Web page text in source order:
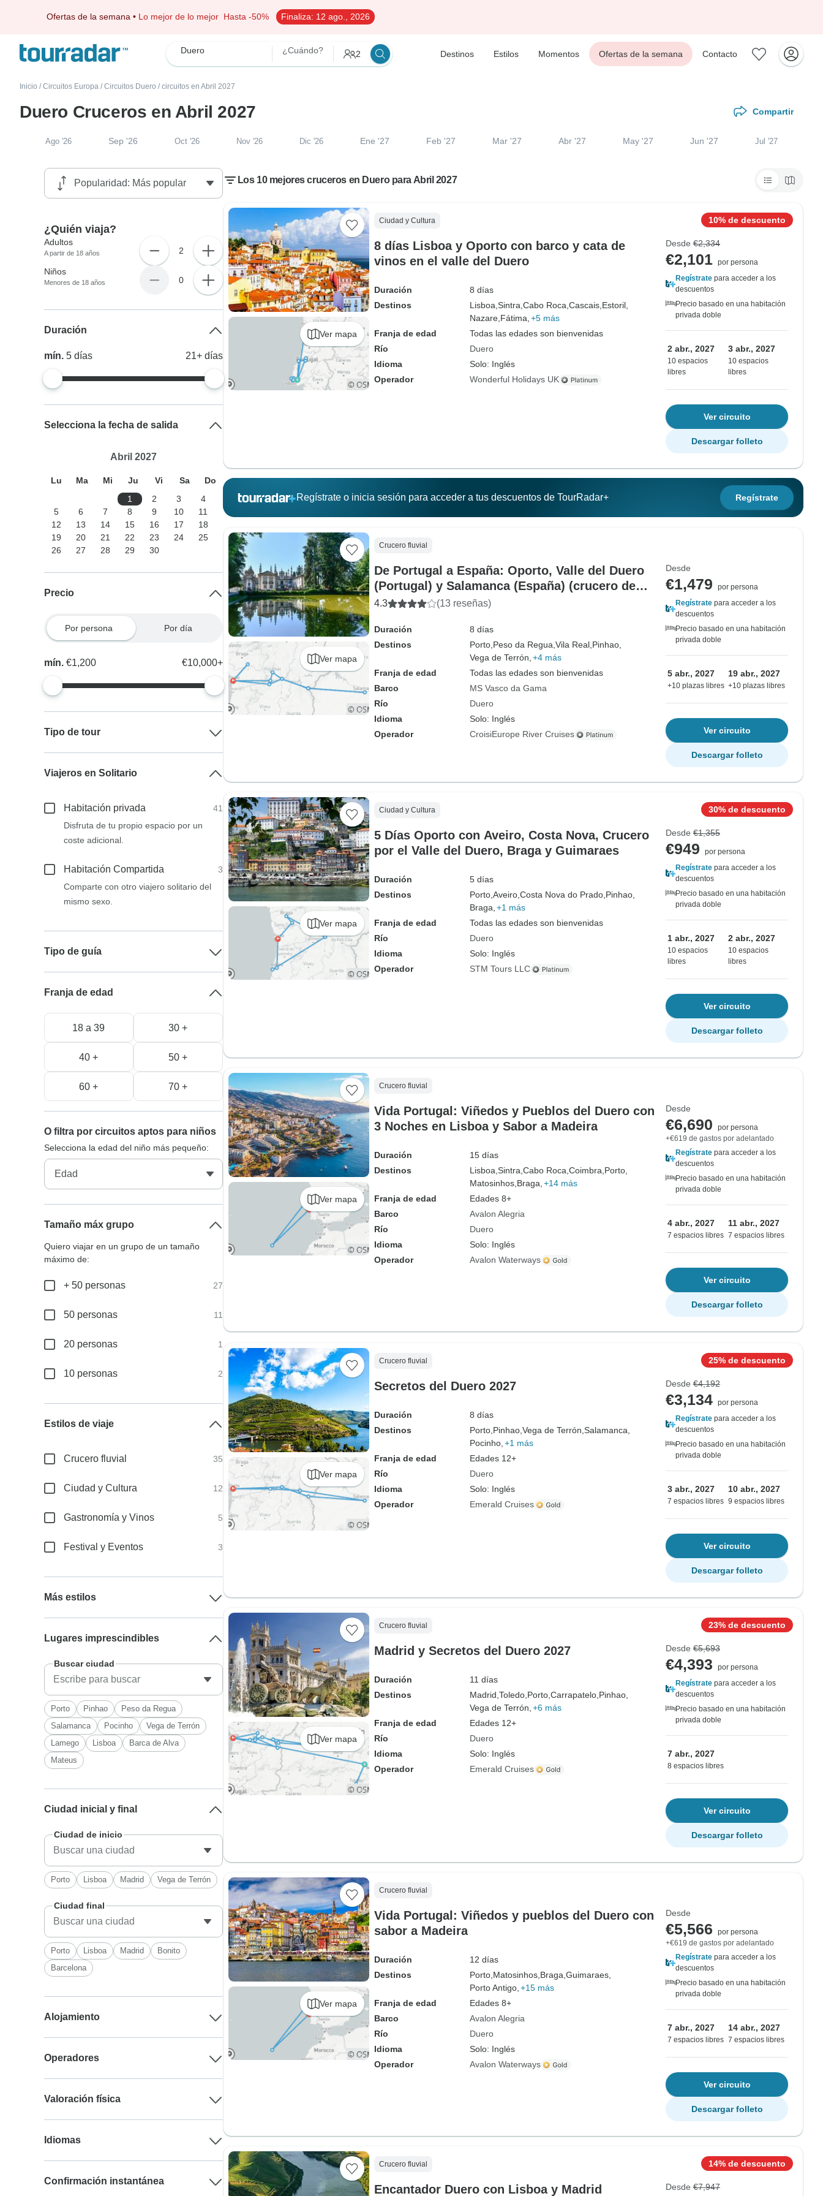
Ofertas de la semana • Lo mejor de lo mejor Hasta -50% Finaliza: 12 ago., 2026
Duero ¿Cuándo? 2 Destinos Estilos Momentos Ofertas de la semana Contacto
Inicio / Circuitos Europa / Circuitos Duero / circuitos en Abril 2027
Duero Cruceros en Abril 2027 Compartir
Ago '26 Sep '26 Oct '26 Nov '26 Dic '26 Ene '27 Feb '27 Mar '27 Abr '27 May '27 Jun '27 Jul '27
Los 10 mejores cruceros en Duero para Abril 2027
Ver mapa
Ciudad y Cultura
8 días Lisboa y Oporto con barco y cata de
vinos en el valle del Duero
Duración
8 días
Destinos
Lisboa, Sintra, Cabo Roca, Cascais, Estoril,
Nazare, Fátima, +5 más
Franja de edad
Todas las edades son bienvenidas
Río
Duero
Idioma
Solo: Inglés
Operador
Wonderful Holidays UK
10% de descuento
Desde €2,334
€2,101 por persona
Regístrate para acceder a los
descuentos
Precio basado en una habitación
privada doble
2 abr., 2027
10 espacios
libres
3 abr., 2027
10 espacios
libres
Ver circuito
Descargar folleto
Regístrate o inicia sesión para acceder a tus descuentos de TourRadar+ Regístrate
Ver mapa
Crucero fluvial
De Portugal a España: Oporto, Valle del Duero
(Portugal) y Salamanca (España) (crucero de
puerto a puerto) - Vasco de Gama
4.3 (13 reseñas)
Duración
8 días
Destinos
Porto, Peso da Regua, Vila Real, Pinhao,
Vega de Terrón, +4 más
Franja de edad
Todas las edades son bienvenidas
Barco
MS Vasco da Gama
Río
Duero
Idioma
Solo: Inglés
Operador
CroisiEurope River Cruises
Desde
€1,479
por persona
Regístrate para acceder a los
descuentos
Precio basado en una habitación
privada doble
5 abr., 2027
+10 plazas libres
19 abr., 2027
+10 plazas libres
Ver circuito
Descargar folleto
Ver mapa
Ciudad y Cultura
5 Días Oporto con Aveiro, Costa Nova, Crucero
por el Valle del Duero, Braga y Guimaraes
Duración
5 días
Destinos
Porto, Aveiro, Costa Nova do Prado, Pinhao,
Braga, +1 más
Franja de edad
Todas las edades son bienvenidas
Río
Duero
Idioma
Solo: Inglés
Operador
STM Tours LLC
30% de descuento
Desde €1,355
€949
por persona
Regístrate para acceder a los
descuentos
Precio basado en una habitación
privada doble
1 abr., 2027
10 espacios
libres
2 abr., 2027
10 espacios
libres
Ver circuito
Descargar folleto
Ver mapa
Crucero fluvial
Vida Portugal: Viñedos y Pueblos del Duero con
3 Noches en Lisboa y Sabor a Madeira
Duración
15 días
Destinos
Lisboa, Sintra, Cabo Roca, Coimbra, Porto,
Matosinhos, Braga, +14 más
Franja de edad
Edades 8+
Barco
Avalon Alegria
Río
Duero
Idioma
Solo: Inglés
Operador
Avalon Waterways
Desde
€6,690
por persona
+€619 de gastos por adelantado
Regístrate para acceder a los
descuentos
Precio basado en una habitación
privada doble
4 abr., 2027
7 espacios libres
11 abr., 2027
7 espacios libres
Ver circuito
Descargar folleto
Ver mapa
Crucero fluvial
Secretos del Duero 2027
Duración
8 días
Destinos
Porto, Pinhao, Vega de Terrón, Salamanca,
Pocinho, +1 más
Franja de edad
Edades 12+
Río
Duero
Idioma
Solo: Inglés
Operador
Emerald Cruises
25% de descuento
Desde €4,192
€3,134 por persona
Regístrate para acceder a los
descuentos
Precio basado en una habitación
privada doble
3 abr., 2027
7 espacios libres
10 abr., 2027
9 espacios libres
Ver circuito
Descargar folleto
Ver mapa
Crucero fluvial
Madrid y Secretos del Duero 2027
Duración
11 días
Destinos
Madrid, Toledo, Porto, Carrapatelo, Pinhao,
Vega de Terrón, +6 más
Franja de edad
Edades 12+
Río
Duero
Idioma
Solo: Inglés
Operador
Emerald Cruises
23% de descuento
Desde €5,693
€4,393
por persona
Regístrate para acceder a los
descuentos
Precio basado en una habitación
privada doble
7 abr., 2027
8 espacios libres
Ver circuito
Descargar folleto
Ver mapa
Crucero fluvial
Vida Portugal: Viñedos y pueblos del Duero con
sabor a Madeira
Duración
12 días
Destinos
Porto, Matosinhos, Braga, Guimaraes,
Porto Antigo, +15 más
Franja de edad
Edades 8+
Barco
Avalon Alegria
Río
Duero
Idioma
Solo: Inglés
Operador
Avalon Waterways
Desde
€5,566
por persona
+€619 de gastos por adelantado
Regístrate para acceder a los
descuentos
Precio basado en una habitación
privada doble
7 abr., 2027
7 espacios libres
14 abr., 2027
7 espacios libres
Ver circuito
Descargar folleto
Crucero fluvial
Encantador Duero con Lisboa y Madrid
14% de descuento
Desde €7,947
¿Quién viaja?
Adultos
A partir de 18 años 2
Niños
Menores de 18 años 0
Duración
mín.5días 21+ días
Selecciona la fecha de salida
Abril 2027
Lu Ma Mi Ju Vi Sa
Do
1
2 3
4
5
6 7 8 9 10
11
12
13 14 15 16 17
18
19
20 21 22 23 24
25
26
27 28 29 30
Precio
Por persona Por día
mín.€1,200 €10,000+
Tipo de tour
Viajeros en Solitario
Habitación privada
41
Disfruta de tu propio espacio por un
coste adicional.
Habitación Compartida
3
Comparte con otro viajero solitario del
mismo sexo.
Tipo de guía
Franja de edad
18 a 39 30 +
40 + 50 +
60 + 70 +
O filtra por circuitos aptos para niños
Selecciona la edad del niño más pequeño:
Tamaño máx grupo
Quiero viajar en un grupo de un tamaño
máximo de:
+ 50 personas 27
50 personas 11
20 personas 1
10 personas 2
Estilos de viaje
Crucero fluvial 35
Ciudad y Cultura 12
Gastronomía y Vinos 5
Festival y Eventos 3
Más estilos
Lugares imprescindibles
Buscar ciudad
Porto Pinhao
Peso da Regua
Salamanca
Pocinho
Vega de Terrón
Lamego
Lisboa
Barca de Alva
Mateus
Ciudad inicial y final
Ciudad de inicio
Porto Lisboa Madrid Vega de Terrón
Ciudad final
Porto Lisboa Madrid
Bonito
Barcelona
Alojamiento
Operadores
Valoración física
Idiomas
Confirmación instantánea